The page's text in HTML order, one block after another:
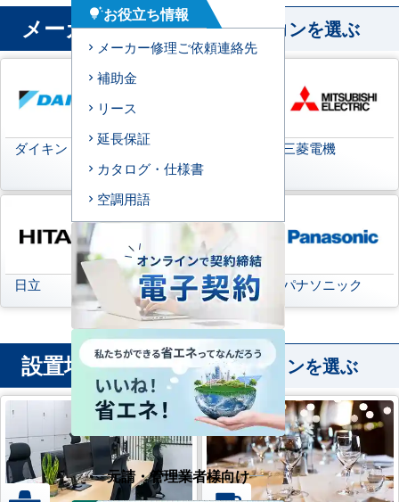
メーカー から業務用エアコンを選ぶ
ダイキン
日本キヤリア
(旧:東芝キヤリア)
三菱電機
日立 三菱重工 パナソニック
設置場所 から業務用エアコンを選ぶ
tips_and_updatesお役立ち情報
メーカー修理ご依頼連絡先
補助金
リース
延長保証
カタログ・仕様書
空調用語
元請・管理業者様向け